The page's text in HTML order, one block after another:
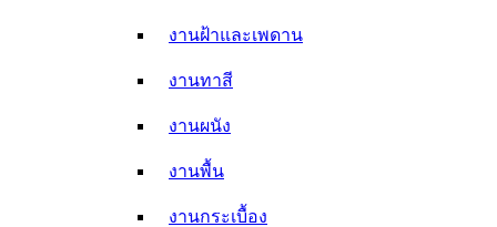
งานฝ้าและเพดาน
งานทาสี
งานผนัง
งานพื้น
งานกระเบื้อง
งานทาสี
งานผนัง
งานพื้น
งานกระเบื้อง
งานระบบประปาสุขาภิบาลและห้องน้ำ